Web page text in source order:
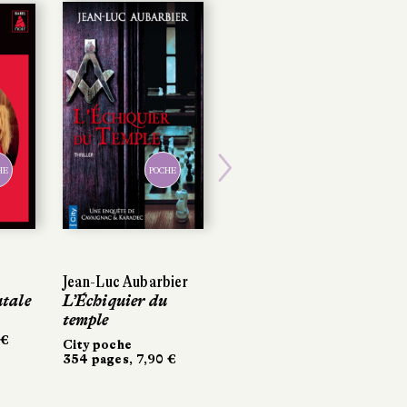
POCHE
Jean-Luc Aubarbier
L’Échiquier du
temple
City poche
354 pages, 7,90 €
POCHE
Jean-Luc Aubarbier
L’Échiquier du
temple
City poche
354 pages, 7,90 €